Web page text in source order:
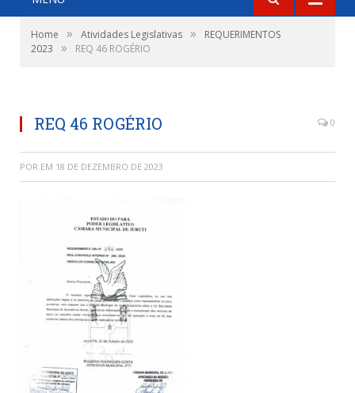
Home » Atividades Legislativas »
REQUERIMENTOS
2023
» REQ 46 ROGÉRIO
REQ 46 ROGÉRIO 0
POR EM 18 DE DEZEMBRO DE 2023